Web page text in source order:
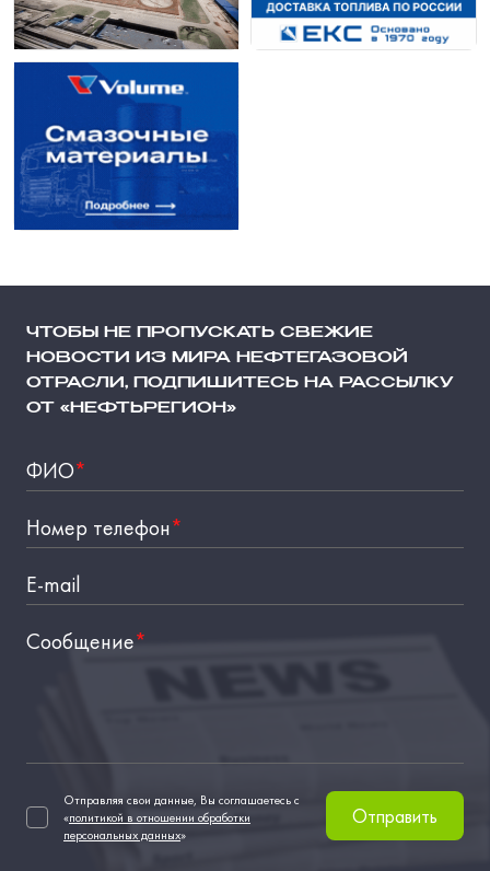
ЧТОБЫ НЕ ПРОПУСКАТЬ СВЕЖИЕ
НОВОСТИ ИЗ МИРА НЕФТЕГАЗОВОЙ
ОТРАСЛИ, ПОДПИШИТЕСЬ НА РАССЫЛКУ
ОТ «НЕФТЬРЕГИОН»
ФИО*
Номер телефон*
E-mail
Сообщение*
Отправляя свои данные, Вы соглашаетесь с
«политикой в отношении обработки
персональных данных»
Отправить